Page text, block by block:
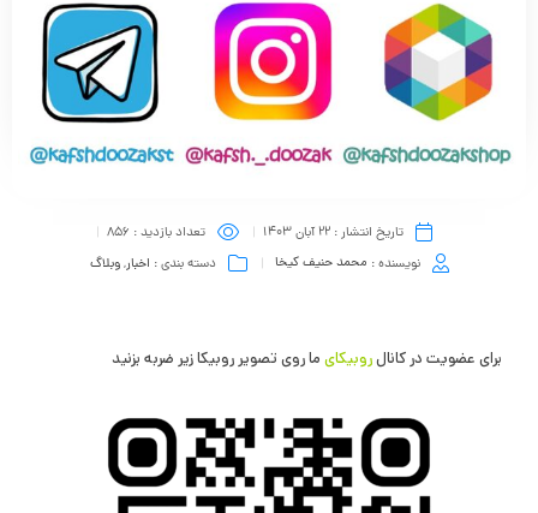
تاریخ انتشار :22 آبان 1403 تعداد بازدید : 856
نویسنده : محمد حنیف کیخا دسته بندی : اخبار,وبلاگ
برای عضویت در کانالروبیکای ما روی تصویر روبیکا زیر ضربه بزنید